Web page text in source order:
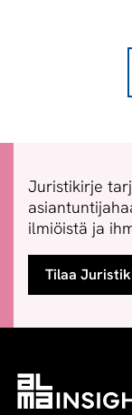
Juristikirje
ilmiöistä ja
Tilaa